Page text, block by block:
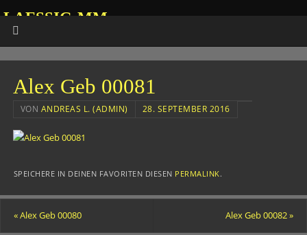
LAESSIG-MM
Alex Geb 00081
VON ANDREAS L. (ADMIN) 28. SEPTEMBER 2016
SPEICHERE IN DEINEN FAVORITEN DIESEN PERMALINK.
«Alex Geb 00080 Alex Geb 00082»